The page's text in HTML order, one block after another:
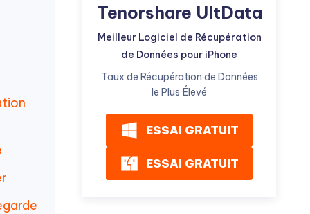
Tenorshare UltData
Meilleur Logiciel de Récupération
de Données pour iPhone
Taux de Récupération de Données
le Plus Élevé
ESSAI GRATUIT
ESSAI GRATUIT